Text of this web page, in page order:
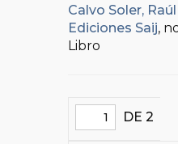
Calvo Soler, Raúl
Ediciones Saij,
Libro
DE 2